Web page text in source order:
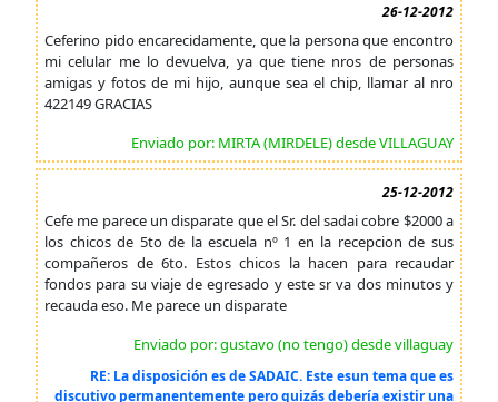
26-12-2012
Ceferino pido encarecidamente, que la persona que encontro
mi celular me lo devuelva, ya que tiene nros de personas
amigas y fotos de mi hijo, aunque sea el chip, llamar al nro
422149 GRACIAS
Enviado por: MIRTA (MIRDELE) desde VILLAGUAY
25-12-2012
Cefe me parece un disparate que el Sr. del sadai cobre $2000 a
los chicos de 5to de la escuela nº 1 en la recepcion de sus
compañeros de 6to. Estos chicos la hacen para recaudar
fondos para su viaje de egresado y este sr va dos minutos y
recauda eso. Me parece un disparate
Enviado por: gustavo (no tengo) desde villaguay
RE: La disposición es de SADAIC. Este esun tema que es
discutivo permanentemente pero quizás debería existir una